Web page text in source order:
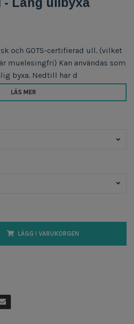
och GOTS-certifierad ull. (vilket
muelesingfri) Kan användas som
byxa. Nedtill har d
LÄS MER
LÄGG I VARUKORGEN